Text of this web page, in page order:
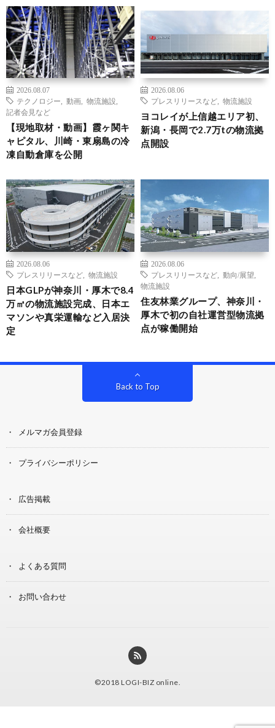
2026.08.07
テクノロジー
動画 物流施設
記者会見など
【現地取材・動画】霞ヶ関キ
ャピタル、川崎・東扇島の冷
凍自動倉庫を公開
2026.08.06
プレスリリースなど
物流施設
ヨコレイが上信越エリア初、
新潟・長岡で2.7万tの物流拠
点開設
2026.08.06
プレスリリースなど
物流施設
日本GLPが神奈川・厚木で8.4
万㎡の物流施設完成、日本エ
マソンや真栄運輸など入居決
定
2026.08.06
プレスリリースなど
動向/展望
物流施設
住友林業グループ、神奈川・
厚木で初の自社運営型物流拠
点が稼働開始
Back to Top
メルマガ会員登録
プライバシーポリシー
広告掲載
会社概要
よくある質問
お問い合わせ
©2018 LOGI-BIZ online